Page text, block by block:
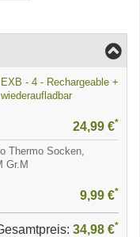
- 4 - Rechargeable +
24,99 €*
Thermo Socken,
Gr.M
9,99 €*
34,98 €*